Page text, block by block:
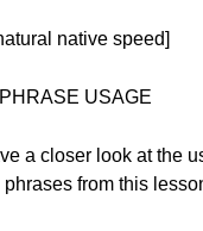
native speed]
USAGE
a closer look at the
from this